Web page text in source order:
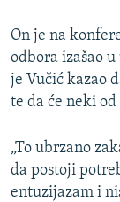
On je na
odbora izašao
je Vučić kazao
te da će neki
„To ubrzano
da postoji
entuzijazam i